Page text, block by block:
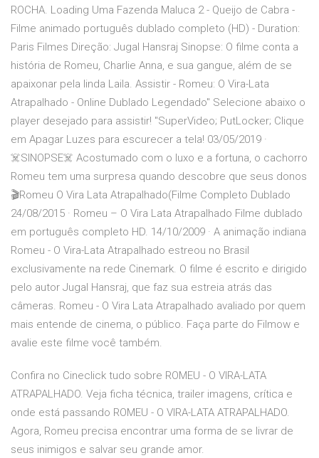
ROCHA. Loading Uma Fazenda Maluca 2 - Queijo de Cabra -
Filme animado português dublado completo (HD) - Duration:
Paris Filmes Direção: Jugal Hansraj Sinopse: O filme conta a
história de Romeu, Charlie Anna, e sua gangue, além de se
apaixonar pela linda Laila. Assistir - Romeu: O Vira-Lata
Atrapalhado - Online Dublado Legendado" Selecione abaixo o
player desejado para assistir! "SuperVideo; PutLocker; Clique
em Apagar Luzes para escurecer a tela! 03/05/2019 ·
☠️SINOPSE☠️ Acostumado com o luxo e a fortuna, o cachorro
Romeu tem uma surpresa quando descobre que seus donos
🎬Romeu O Vira Lata Atrapalhado(Filme Completo Dublado
24/08/2015 · Romeu – O Vira Lata Atrapalhado Filme dublado
em português completo HD. 14/10/2009 · A animação indiana
Romeu - O Vira-Lata Atrapalhado estreou no Brasil
exclusivamente na rede Cinemark. O filme é escrito e dirigido
pelo autor Jugal Hansraj, que faz sua estreia atrás das
câmeras. Romeu - O Vira Lata Atrapalhado avaliado por quem
mais entende de cinema, o público. Faça parte do Filmow e
avalie este filme você também.
Confira no Cineclick tudo sobre ROMEU - O VIRA-LATA
ATRAPALHADO. Veja ficha técnica, trailer imagens, crítica e
onde está passando ROMEU - O VIRA-LATA ATRAPALHADO.
Agora, Romeu precisa encontrar uma forma de se livrar de
seus inimigos e salvar seu grande amor.